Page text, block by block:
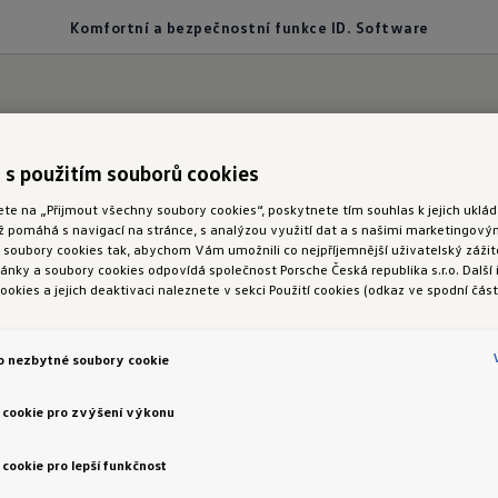
Komfortní a bezpečnostní funkce ID. Software
bezpečněji v cíli.
a bezpečnostní
Software
chytrými komfortními a bezpečnostními
vaše jízdy. Klimatizace, ovládací rozhraní a
s použitím souborů cookies
na „Přijmout všechny soubory cookies“, poskytnete tím souhlas k jejich
pomáhá s navigací na stránce, s analýzou využití dat a s našimi
cookies tak, abychom Vám umožnili co nejpříjemnější uživatelský
a soubory cookies odpovídá společnost Porsche Česká republika s.r.o. Další
a jejich deaktivaci naleznete v sekci Použití cookies (odkaz ve spodní
nezbytné soubory cookie
cookie pro zvýšení výkonu
pro lepší funkčnost